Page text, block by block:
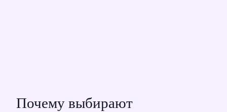
Почему выбирают